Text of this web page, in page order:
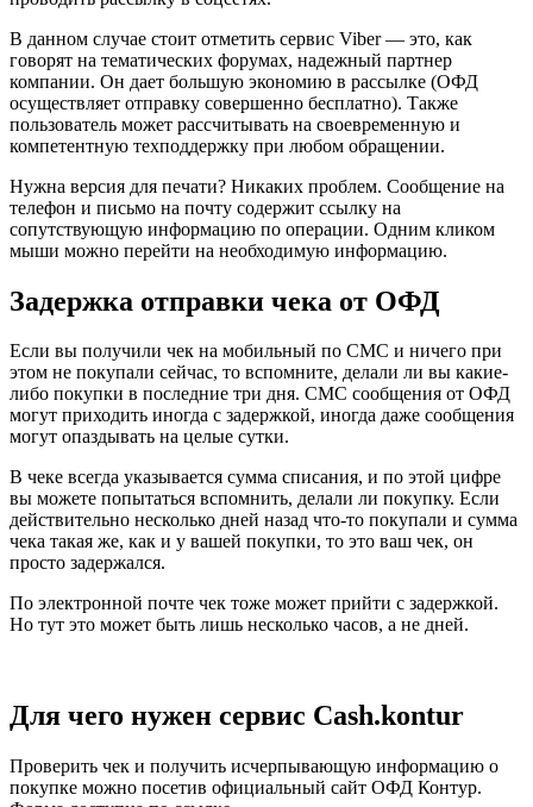
В данном случае стоит отметить сервис Viber — это, как
говорят на тематических форумах, надежный партнер
компании. Он дает большую экономию в рассылке (ОФД
осуществляет отправку совершенно бесплатно). Также
пользователь может рассчитывать на своевременную и
компетентную техподдержку при любом обращении.
Нужна версия для печати? Никаких проблем. Сообщение на
телефон и письмо на почту содержит ссылку на
сопутствующую информацию по операции. Одним кликом
мыши можно перейти на необходимую информацию.
Задержка отправки чека от ОФД
Если вы получили чек на мобильный по СМС и ничего при
этом не покупали сейчас, то вспомните, делали ли вы какие-
либо покупки в последние три дня. СМС сообщения от ОФД
могут приходить иногда с задержкой, иногда даже сообщения
могут опаздывать на целые сутки.
В чеке всегда указывается сумма списания, и по этой цифре
вы можете попытаться вспомнить, делали ли покупку. Если
действительно несколько дней назад что-то покупали и сумма
чека такая же, как и у вашей покупки, то это ваш чек, он
просто задержался.
По электронной почте чек тоже может прийти с задержкой.
Но тут это может быть лишь несколько часов, а не дней.
Для чего нужен сервис Cash.kontur
Проверить чек и получить исчерпывающую информацию о
покупке можно посетив официальный сайт ОФД Контур.